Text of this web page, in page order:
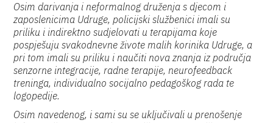
Osim darivanja i neformalnog druženja s djecom i
zaposlenicima Udruge, policijski službenici imali su
priliku i indirektno sudjelovati u terapijama koje
pospješuju svakodnevne živote malih korinika Udruge, a
pri tom imali su priliku i naučiti nova znanja iz područja
senzorne integracije, radne terapije, neurofeedback
treninga, individualno socijalno pedagoškog rada te
logopedije.
Osim navedenog, i sami su se uključivali u prenošenje